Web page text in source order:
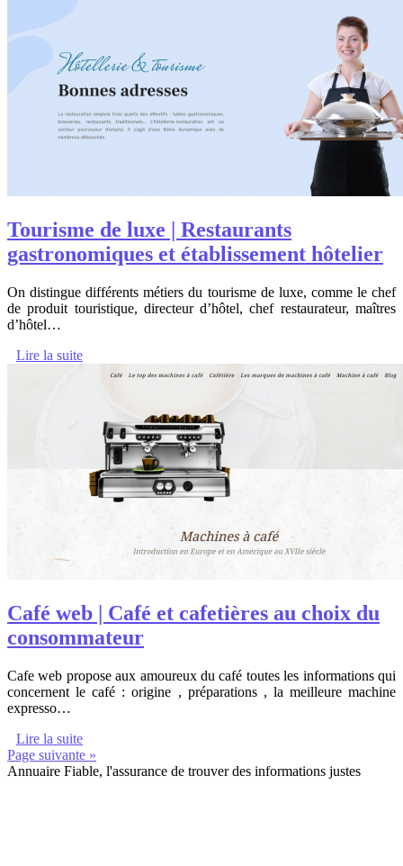
Tourisme de luxe | Restaurants
gastronomiques et établissement hôtelier
On distingue différents métiers du tourisme de luxe, comme le chef
de produit touristique, directeur d’hôtel, chef restaurateur, maîtres
d’hôtel…
Lire la suite
Café web | Café et cafetières au choix du
consommateur
Cafe web propose aux amoureux du café toutes les informations qui
concernent le café : origine , préparations , la meilleure machine
expresso…
Lire la suite
Page suivante »
Annuaire Fiable, l'assurance de trouver des informations justes